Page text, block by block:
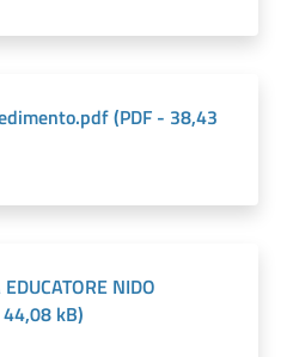
(PDF - 38,43
NIDO
44,08 kB)